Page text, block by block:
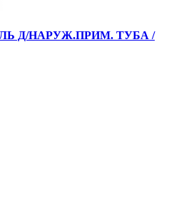
Д/НАРУЖ.ПРИМ. ТУБА /